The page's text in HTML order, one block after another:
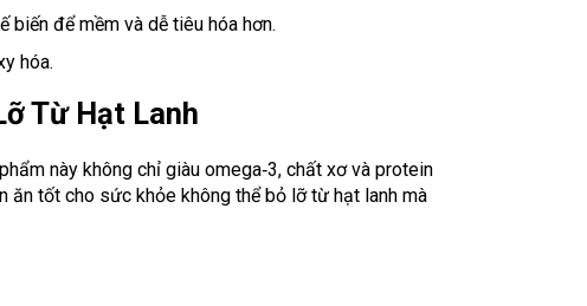
biến để mềm và dễ tiêu hóa hơn.
hóa.
Từ Hạt Lanh
này không chỉ giàu omega‑3, chất xơ và protein
ăn tốt cho sức khỏe không thể bỏ lỡ từ hạt lanh mà